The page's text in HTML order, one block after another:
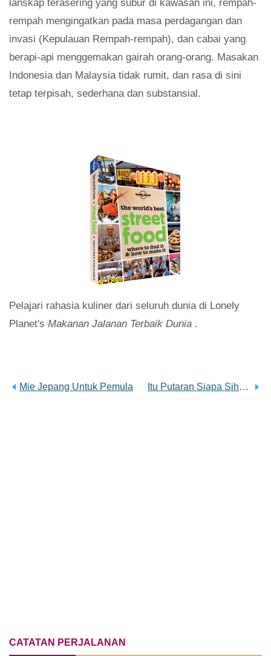
lanskap terasering yang subur di kawasan ini, rempah-
rempah mengingatkan pada masa perdagangan dan
invasi (Kepulauan Rempah-rempah), dan cabai yang
berapi-api menggemakan gairah orang-orang. Masakan
Indonesia dan Malaysia tidak rumit, dan rasa di sini
tetap terpisah, sederhana dan substansial.
Pelajari rahasia kuliner dari seluruh dunia di Lonely
Planet's Makanan Jalanan Terbaik Dunia .
Mie Jepang Untuk Pemula Itu Putaran Siapa Sih? Minuman Keras Terbaik Di Dunia
CATATAN PERJALANAN